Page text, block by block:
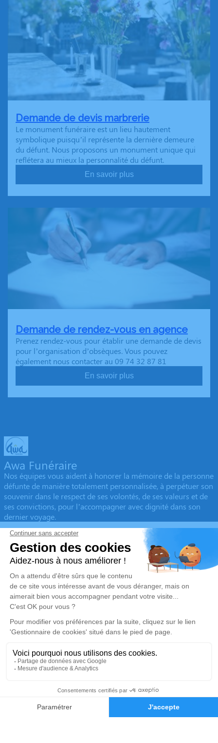
Demande de devis
Demande de devis marbrerie
Le monument funéraire est un lieu hautement
symbolique puisqu’il représente la dernière demeure
du défunt. Nous proposons un monument unique qui
reflétera au mieux la personnalité du défunt.
En savoir plus
Demande de rendez-vous en agence
Prenez rendez-vous pour établir une demande de devis
pour l’organisation d’obsèques. Vous pouvez
également nous contacter au 09 74 32 87 81
En savoir plus
Awa Funéraire
Nos équipes vous aident à honorer la mémoire de la personne
défunte de manière totalement personnalisée, à perpétuer son
souvenir dans le respect de ses volontés, de ses valeurs et de
ses convictions, pour l’accompagner avec dignité dans son
dernier voyage.
Obtenez un devis
Devis obsèques
Devis prévoyance
Devis marbrerie
Notre agence
Awa Funéraire
09 74 32 87 81
contact@awa-funeraire.fr
107 avenue Henri Fréville - CS 10704 - 35200 - Rennes
Nos Services
Organiser des obsèques
Liens utiles
Avis de décès
Demande de rendez-vous en